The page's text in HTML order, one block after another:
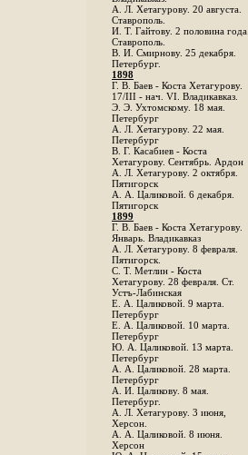
А. Л. Хетагурову. 20 августа.
Ставрополь.
И. Т. Гайтову. 2 половина года.
Ставрополь.
В. И. Смирнову. 25 декабря.
Петербург.
1898
Г. В. Баев - Коста Хетагурову.
17/III - нач. VI. Владикавказ.
Э. Э. Ухтомскому. 18 мая.
Петербург
A. Л. Хетагурову. 22 мая.
Петербург
B. Г. Касабиев - Коста
Хетагурову. Сентябрь. Ардон
А. Л. Хетагурову. 2 октября.
Пятигорск
А. А. Цаликовой. 6 декабря.
Пятигорск
1899
Г. В. Баев - Коста Хетагурову.
Январь. Владикавказ
А. Л. Хетагурову. 8 февраля.
Пятигорск.
С. Т. Метлин - Коста
Хетагурову. 28 февраля. Ст.
Устъ-Лабинская
Е. А. Цаликовой. 9 марта.
Петербург
Е. А. Цаликовой. 10 марта.
Петербург
Ю. А. Цаликовой. 13 марта.
Петербург
А. А. Цаликовой. 28 марта.
Петербург
А. И. Цаликову. 8 мая.
Петербург.
А. Л. Хетагурову. 3 июня,
Херсон.
А. А. Цаликовой. 8 июня.
Херсон